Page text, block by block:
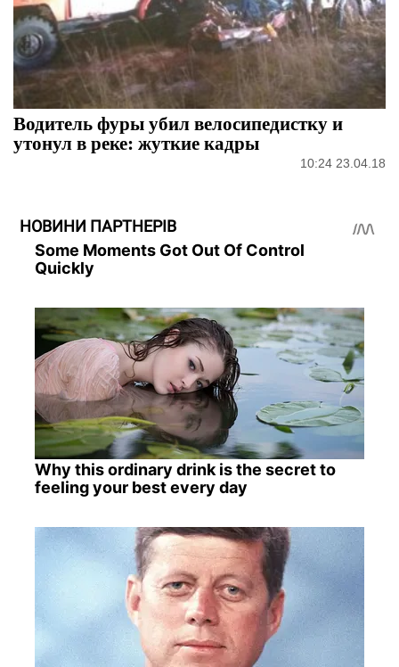
Водитель фуры убил велосипедистку и
утонул в реке: жуткие кадры
10:24 23.04.18
НОВИНИ ПАРТНЕРІВ
Some Moments Got Out Of Control
Quickly
Why this ordinary drink is the secret to
feeling your best every day